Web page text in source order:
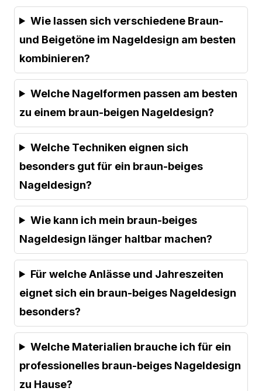
Wie lassen sich verschiedene Braun-
und Beigetöne im Nageldesign am besten
kombinieren?
Welche Nagelformen passen am besten
zu einem braun-beigen Nageldesign?
Welche Techniken eignen sich
besonders gut für ein braun-beiges
Nageldesign?
Wie kann ich mein braun-beiges
Nageldesign länger haltbar machen?
Für welche Anlässe und Jahreszeiten
eignet sich ein braun-beiges Nageldesign
besonders?
Welche Materialien brauche ich für ein
professionelles braun-beiges Nageldesign
zu Hause?